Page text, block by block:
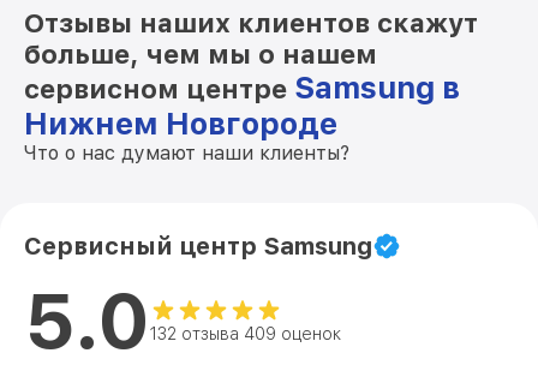
Отзывы наших клиентов скажут
больше, чем мы о нашем
сервисном центре Samsung в
Нижнем Новгороде
Что о нас думают наши клиенты?
Сервисный центр Samsung
5.0 132 отзыва 409 оценок